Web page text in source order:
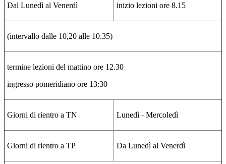
Dal Lunedì al Venerdì inizio lezioni ore 8.15
(intervallo dalle 10,20 alle 10.35)
termine lezioni del mattino ore 12.30
ingresso pomeridiano ore 13:30
Giorni di rientro a TN Lunedì - Mercoledì
Giorni di rientro a TP Da Lunedì al Venerdì